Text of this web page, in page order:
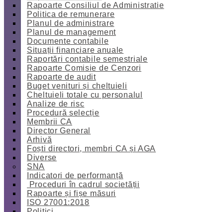
Rapoarte Consiliul de Administratie
Politica de remunerare
Planul de administrare
Planul de management
Documente contabile
Situații financiare anuale
Raportări contabile semestriale
Rapoarte Comisie de Cenzori
Rapoarte de audit
Buget venituri și cheltuieli
Cheltuieli totale cu personalul
Analize de risc
Procedură selecție
Membrii CA
Director General
Arhivă
Foști directori, membri CA și AGA
Diverse
SNA
Indicatori de performanță
Proceduri în cadrul societății
Rapoarte și fișe măsuri
ISO 27001:2018